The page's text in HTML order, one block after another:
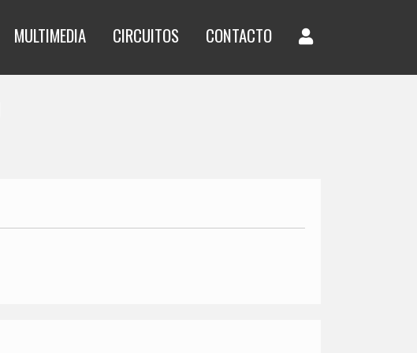
MULTIMEDIA CIRCUITOS CONTACTO